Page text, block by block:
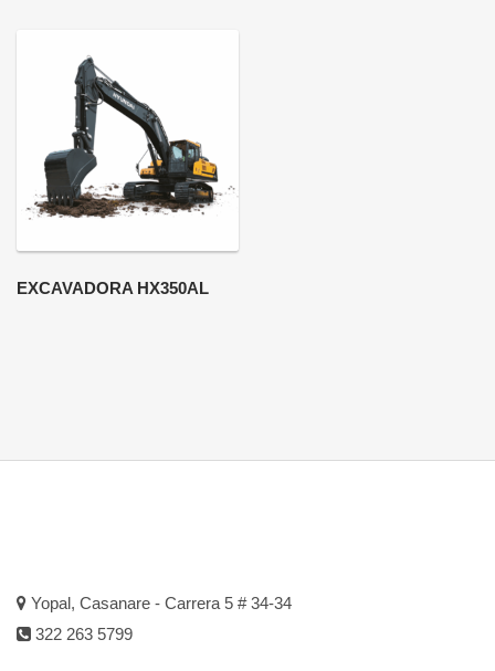
EXCAVADORA HX350AL
Yopal, Casanare - Carrera 5 # 34-34
322 263 5799